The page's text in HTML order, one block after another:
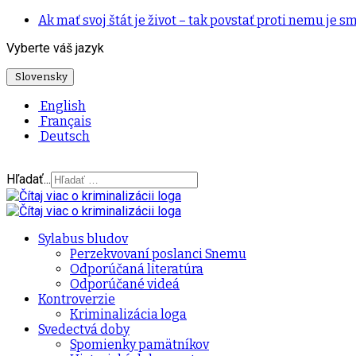
Ak mať svoj štát je život – tak povstať proti nemu je
Vyberte váš jazyk
Slovensky
English
Français
Deutsch
Hľadať...
Sylabus bludov
Perzekvovaní poslanci Snemu
Odporúčaná literatúra
Odporúčané videá
Kontroverzie
Kriminalizácia loga
Svedectvá doby
Spomienky pamätníkov